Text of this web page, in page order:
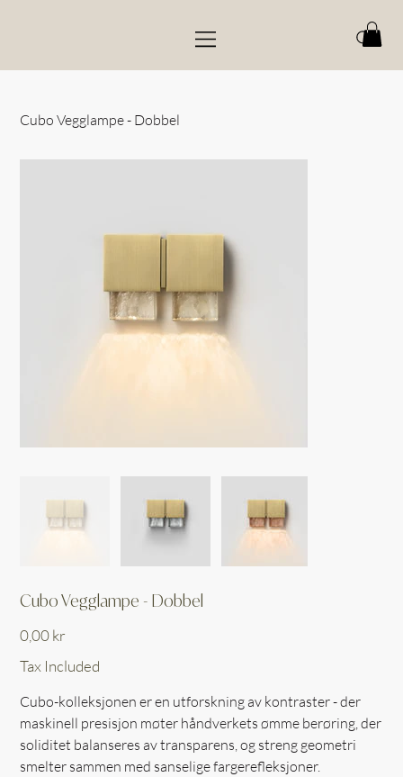
Cubo Vegglampe - Dobbel
Cubo Vegglampe - Dobbel
0,00 kr
Tax Included
Cubo-kolleksjonen er en utforskning av kontraster - der
maskinell presisjon møter håndverkets ømme berøring, der
soliditet balanseres av transparens, og streng geometri
smelter sammen med sanselige fargerefleksjoner.